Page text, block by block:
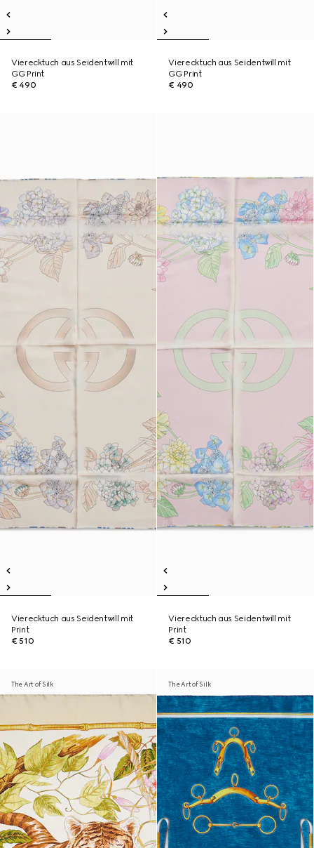
Vierecktuch aus Seidentwill mit
GG Print
€ 490
Vierecktuch aus Seidentwill mit
GG Print
€ 490
Vierecktuch aus Seidentwill mit
Print
€ 510
Vierecktuch aus Seidentwill mit
Print
€ 510
The Art of Silk The Art of Silk